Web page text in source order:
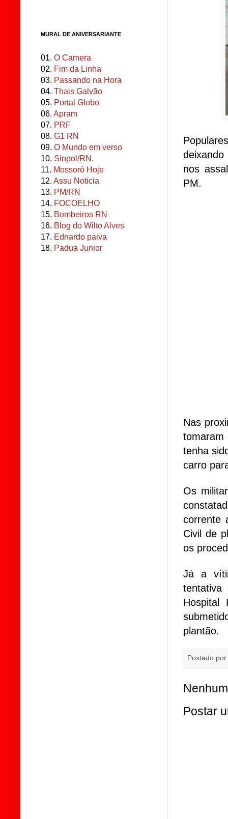
nos
PM.
Nas
tomaram
tenha
carro
Os
corrente
Civil de
os
Já a
tentativa
Hospital
plantão.
Postado por
Postar
MURAL DE ANIVERSARIANTE
01. O Camera
02. Fim da Linha
03. Passando na Hora
04. Thais Galvão
05. Portal Globo
06. Apram
07. PRF
08. G1 RN
09. O Mundo em verso
10. Sinpol/RN.
11. Mossoró Hoje
12. Assu Noticia
13. PM/RN
14. FOCOELHO
15. Bombeiros RN
16. Blog do Wilto Alves
17. Ednardo paiva
18. Padua Junior